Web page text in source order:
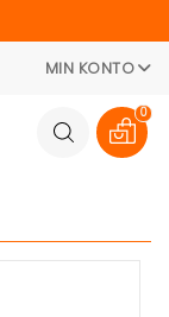
MIN KONTO
0